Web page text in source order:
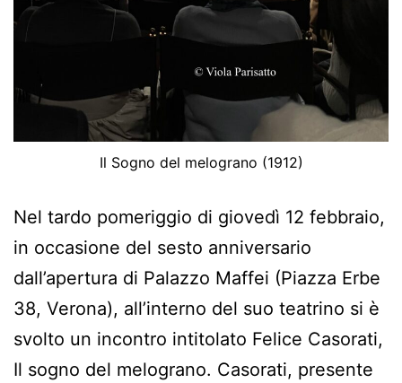
Il Sogno del melograno (1912)
Nel tardo pomeriggio di giovedì 12 febbraio,
in occasione del sesto anniversario
dall’apertura di Palazzo Maffei (Piazza Erbe
38, Verona), all’interno del suo teatrino si è
svolto un incontro intitolato Felice Casorati,
Il sogno del melograno. Casorati, presente